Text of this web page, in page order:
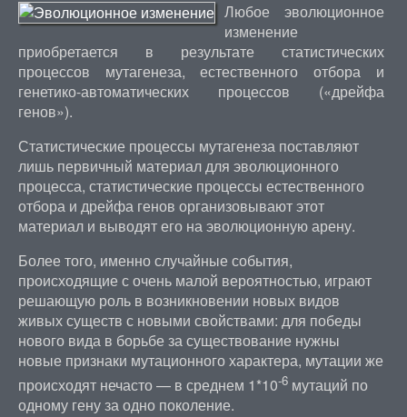
Любое эволюционное
изменение
приобретается в результате статистических
процессов мутагенеза, естественного отбора и
генетико-автоматических процессов («дрейфа
генов»).
Статистические процессы мутагенеза поставляют
лишь первичный материал для эволюционного
процесса, статистические процессы естественного
отбора и дрейфа генов организовывают этот
материал и выводят его на эволюционную арену.
Более того, именно случайные события,
происходящие с очень малой вероятностью, играют
решающую роль в возникновении новых видов
живых существ с новыми свойствами: для победы
нового вида в борьбе за существование нужны
новые признаки мутационного характера, мутации же
происходят нечасто — в среднем 1*10-6мутаций по
одному гену за одно поколение.